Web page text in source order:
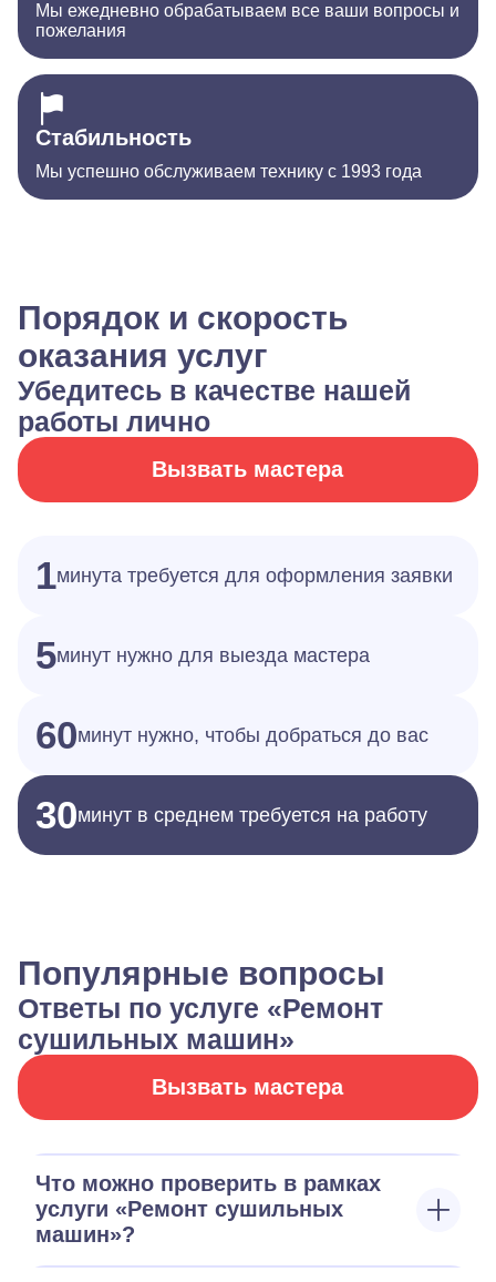
Мы ежедневно обрабатываем все ваши вопросы и
пожелания
Стабильность
Мы успешно обслуживаем технику с 1993 года
Порядок и скорость
оказания услуг
Убедитесь в качестве нашей
работы лично
Вызвать мастера
1минута требуется для оформления заявки
5минут нужно для выезда мастера
60минут нужно, чтобы добраться до вас
30минут в среднем требуется на работу
Популярные вопросы
Ответы по услуге «Ремонт
сушильных машин»
Вызвать мастера
Что можно проверить в рамках
услуги «Ремонт сушильных
машин»?